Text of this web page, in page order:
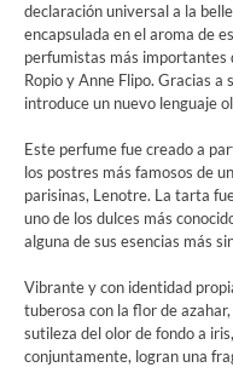
declaración universal a la
encapsulada en el aroma de
perfumistas más importantes
Ropio y Anne Flipo. Gracias
introduce un nuevo lenguaje
Este perfume fue creado a
los postres más famosos de
parisinas, Lenotre. La tarta
uno de los dulces más
alguna de sus esencias más
Vibrante y con identidad
tuberosa con la flor de
sutileza del olor de fondo a
conjuntamente, logran una